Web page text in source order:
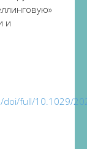
и
doi/full/10.1029/